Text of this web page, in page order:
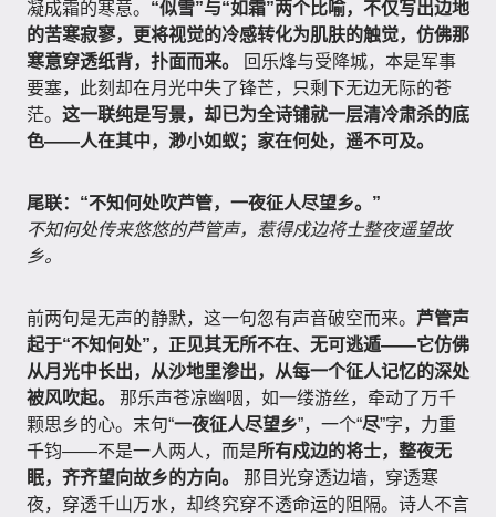
凝成霜的寒意。 “似雪”与“如霜”两个比喻，不仅写出边地
的苦寒寂寥，更将视觉的冷感转化为肌肤的触觉，仿佛那
寒意穿透纸背，扑面而来。
回乐烽与受降城，本是军事
要塞，此刻却在月光中失了锋芒，只剩下无边无际的苍
茫。 这一联纯是写景，却已为全诗铺就一层清冷肃杀的底
色——人在其中，渺小如蚁；家在何处，遥不可及。
尾联：“不知何处吹芦管，一夜征人尽望乡。”
不知何处传来悠悠的芦管声，惹得戍边将士整夜遥望故
乡。
前两句是无声的静默，这一句忽有声音破空而来。 芦管声
起于“不知何处”，正见其无所不在、无可逃遁——它仿佛
从月光中长出，从沙地里渗出，从每一个征人记忆的深处
被风吹起。
那乐声苍凉幽咽，如一缕游丝，牵动了万千
颗思乡的心。末句“一夜征人尽望乡”，一个“尽”字，力重
千钧——不是一人两人，而是所有戍边的将士，整夜无
眠，齐齐望向故乡的方向。
那目光穿透边墙，穿透寒
夜，穿透千山万水，却终究穿不透命运的阻隔。诗人不言